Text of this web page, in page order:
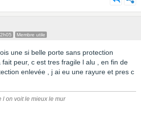
Membre utile
une si belle porte sans protection
peur, c est tres fragile l alu , en fin de
enlevée , j ai eu une rayure et pres c
l on voit le mieux le mur